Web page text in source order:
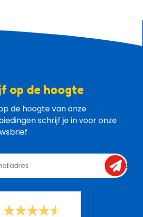
op de hoogte
de hoogte van onze
schrijf je in voor onze
send